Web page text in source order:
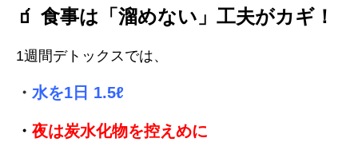
🧃 食事は「溜めない」工夫がカギ！
1週間デトックスでは、
・ 水を1日 1.5ℓ
・ 夜は炭水化物を控えめに